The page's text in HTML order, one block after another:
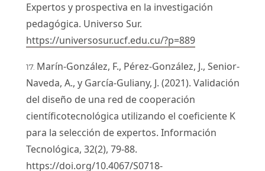
Expertos y prospectiva en la investigación
pedagógica. Universo Sur.
https://universosur.ucf.edu.cu/?p=889
Marín-González, F., Pérez-González, J., Senior-
Naveda, A., y García-Guliany, J. (2021). Validación
del diseño de una red de cooperación
científicotecnológica utilizando el coeficiente K
para la selección de expertos. Información
Tecnológica, 32(2), 79-88.
https://doi.org/10.4067/S0718-